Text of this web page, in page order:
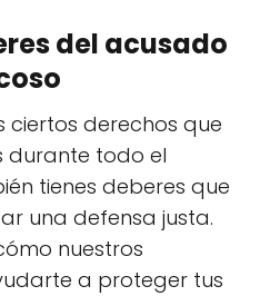
del acusado
ciertos derechos que
durante todo el
tienes deberes que
una defensa justa.
nuestros
a proteger tus